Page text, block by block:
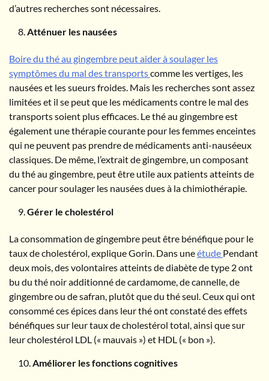
d’autres recherches sont nécessaires.
Atténuer les nausées
Boire du thé au gingembre peut aider à soulager les
symptômes du mal des transportscomme les vertiges, les
nausées et les sueurs froides. Mais les recherches sont assez
limitées et il se peut que les médicaments contre le mal des
transports soient plus efficaces. Le thé au gingembre est
également une thérapie courante pour les femmes enceintes
qui ne peuvent pas prendre de médicaments anti-nauséeux
classiques. De même, l’extrait de gingembre, un composant
du thé au gingembre, peut être utile aux patients atteints de
cancer pour soulager les nausées dues à la chimiothérapie.
Gérer le cholestérol
La consommation de gingembre peut être bénéfique pour le
taux de cholestérol, explique Gorin. Dans uneétude Pendant
deux mois, des volontaires atteints de diabète de type 2 ont
bu du thé noir additionné de cardamome, de cannelle, de
gingembre ou de safran, plutôt que du thé seul. Ceux qui ont
consommé ces épices dans leur thé ont constaté des effets
bénéfiques sur leur taux de cholestérol total, ainsi que sur
leur cholestérol LDL (« mauvais ») et HDL (« bon »).
Améliorer les fonctions cognitives